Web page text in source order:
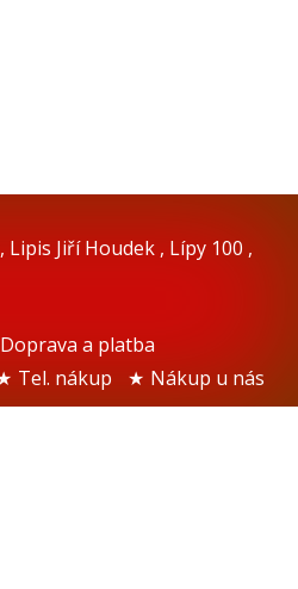
, Lipis Jiří Houdek , Lípy 100 ,
Doprava a platba
Tel. nákup Nákup u nás